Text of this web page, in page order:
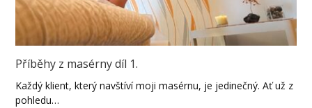
Příběhy z masérny díl 1.
Každý klient, který navštíví moji masérnu, je jedinečný. Ať už z
pohledu…